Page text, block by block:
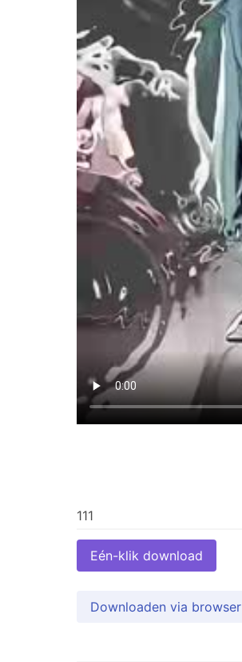
Eén-klik download
Downloaden via browser